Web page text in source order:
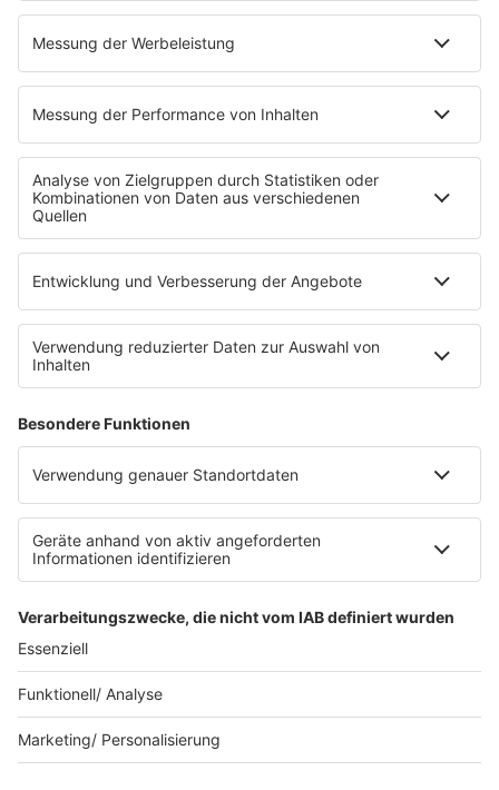
Übersicht
radio.de
radioplayer.de
Partner
WERBUNG
Leistungen und Produkte
Mediadaten und Preisliste
Ansprechpartner
RECHTLICHES
Datenschutz
Datenschutzeinstellungen
Datenverarbeitung bei Gewinnspielen
Teilnahmebedingungen
Bildnachweise
KI-Leitlinie
© RADIO REGENBOGEN - Eine Marke der Audiotainment Südwest
GmbH & Co. KG